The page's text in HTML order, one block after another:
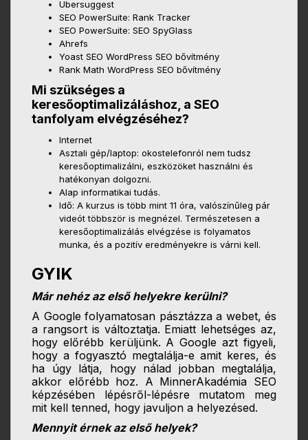
Ubersuggest
SEO PowerSuite: Rank Tracker
SEO PowerSuite: SEO SpyGlass
Ahrefs
Yoast SEO WordPress SEO bővítmény
Rank Math WordPress SEO bővítmény
Mi szükséges a
keresőoptimalizáláshoz, a SEO
tanfolyam elvégzéséhez?
Internet
Asztali gép/laptop: okostelefonról nem tudsz
keresőoptimalizálni, eszközöket használni és
hatékonyan dolgozni.
Alap informatikai tudás.
Idő: A kurzus is több mint 11 óra, valószínűleg pár
videót többször is megnézel. Természetesen a
keresőoptimalizálás elvégzése is folyamatos
munka, és a pozitív eredményekre is várni kell.
GYIK
Már nehéz az első helyekre kerülni?
A Google folyamatosan pásztázza a webet, és
a rangsort is változtatja. Emiatt lehetséges az,
hogy előrébb kerüljünk. A Google azt figyeli,
hogy a fogyasztó megtalálja-e amit keres, és
ha úgy látja, hogy nálad jobban megtalálja,
akkor előrébb hoz. A MinnerAkadémia SEO
képzésében lépésről-lépésre mutatom meg
mit kell tenned, hogy javuljon a helyezésed.
Mennyit érnek az első helyek?